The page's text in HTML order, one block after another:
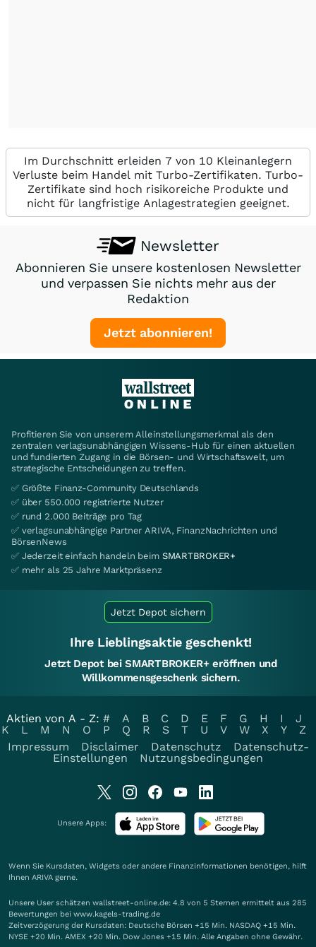
Im Durchschnitt erleiden 7 von 10 Kleinanlegern
Verluste beim Handel mit Turbo-Zertifikaten. Turbo-
Zertifikate sind hoch risikoreiche Produkte und
nicht für langfristige Anlagestrategien geeignet.
Newsletter
Abonnieren Sie unsere kostenlosen Newsletter
und verpassen Sie nichts mehr aus der
Redaktion
Jetzt abonnieren!
Profitieren Sie von unserem Alleinstellungsmerkmal als den
zentralen verlagsunabhängigen Wissens-Hub für einen aktuellen
und fundierten Zugang in die Börsen- und Wirtschaftswelt, um
strategische Entscheidungen zu treffen.
✅ Größte Finanz-Community Deutschlands
✅ über 550.000 registrierte Nutzer
✅ rund 2.000 Beiträge pro Tag
✅ verlagsunabhängige Partner ARIVA, FinanzNachrichten und
BörsenNews
✅ Jederzeit einfach handeln beim SMARTBROKER+
✅ mehr als 25 Jahre Marktpräsenz
Jetzt Depot sichern
Ihre Lieblingsaktie geschenkt!
Jetzt Depot bei SMARTBROKER+ eröffnen und
Willkommensgeschenk sichern.
Aktien von A - Z: # A B C D E F G H I
J
K
L M N O P Q R S T U V W X Y
Z
Impressum
Disclaimer Datenschutz
Datenschutz-
Einstellungen
Nutzungsbedingungen
Unsere Apps:
Wenn Sie Kursdaten, Widgets oder andere Finanzinformationen benötigen, hilft
Ihnen ARIVA gerne.
Unsere User schätzen wallstreet-online.de: 4.8 von 5 Sternen ermittelt aus 285
Bewertungen bei www.kagels-trading.de
Zeitverzögerung der Kursdaten: Deutsche Börsen +15 Min. NASDAQ +15 Min.
NYSE +20 Min. AMEX +20 Min. Dow Jones +15 Min. Alle Angaben ohne Gewähr.